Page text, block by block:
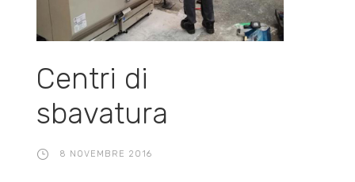
Centri di
sbavatura
8 NOVEMBRE 2016